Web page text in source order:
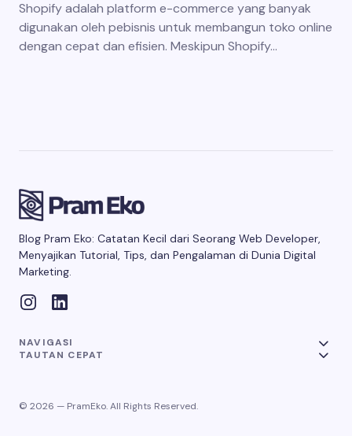
Shopify adalah platform e-commerce yang banyak
digunakan oleh pebisnis untuk membangun toko online
dengan cepat dan efisien. Meskipun Shopify…
Blog Pram Eko: Catatan Kecil dari Seorang Web Developer,
Menyajikan Tutorial, Tips, dan Pengalaman di Dunia Digital
Marketing.
NAVIGASI
TAUTAN CEPAT
© 2026 — PramEko. All Rights Reserved.